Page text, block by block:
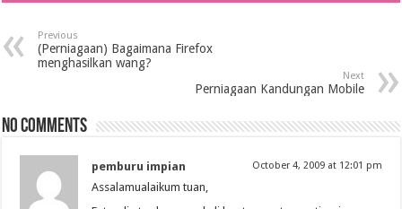
Previous
(Perniagaan) Bagaimana Firefox
menghasilkan wang?
Next
Perniagaan Kandungan Mobile
No comments
pemburu impian October 4, 2009 at 12:01 pm
Assalamualaikum tuan,